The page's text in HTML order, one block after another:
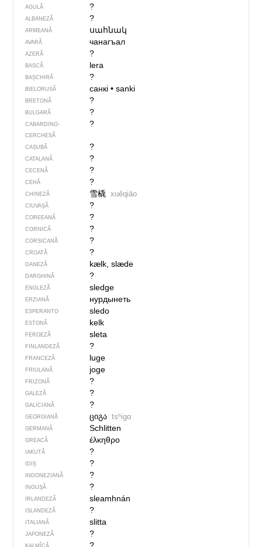
AGULĂ ?
ALBANEZĂ ?
ARMEANĂ սահնակ
AVARĂ чанагъал
AZERĂ ?
BASCĂ lera
BAȘCHIRĂ ?
BIELORUSĂ санкі• sanki
BRETONĂ ?
BULGARĂ ?
CABARDINO-
CERCHESĂ
?
CAȘUBĂ ?
CATALANĂ ?
CECENĂ ?
CEHĂ ?
CHINEZĂ 雪橇 xuěqiāo
CIUVAȘĂ ?
COREEANĂ ?
CORNICĂ ?
CORSICANĂ ?
CROATĂ ?
DANEZĂ kælk, slæde
DARGHINĂ ?
ENGLEZĂ sledge
ERZIANĂ нурдынеть
ESPERANTO sledo
ESTONĂ kelk
FEROEZĂ sleta
FINLANDEZĂ ?
FRANCEZĂ luge
FRIULANĂ joge
FRIZONĂ ?
GALEZĂ ?
GALICIANĂ ?
GEORGIANĂ ციგა tsʰigɑ
GERMANĂ Schlitten
GREACĂ έλκηθρο
IAKUTĂ ?
IDIȘ ?
INDONEZIANĂ ?
INGUȘĂ ?
IRLANDEZĂ sleamhnán
ISLANDEZĂ ?
ITALIANĂ slitta
JAPONEZĂ ?
KALMÎCĂ